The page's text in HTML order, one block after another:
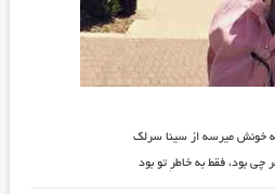
خونش میرسه از سینا سرلک
چی بود، فقط به خاطرِ تو بود